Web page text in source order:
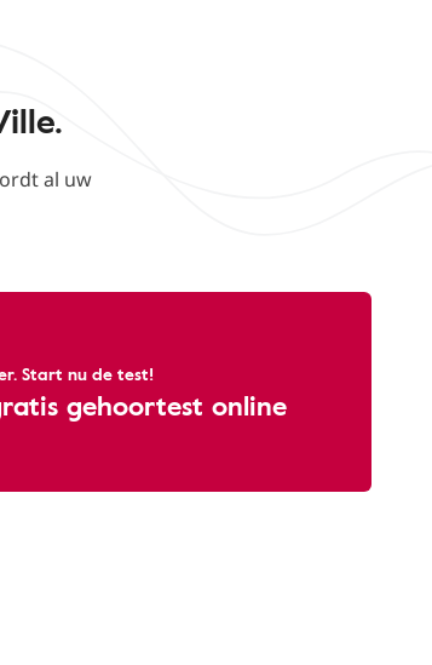
al uw
Start nu de test!
gehoortest online